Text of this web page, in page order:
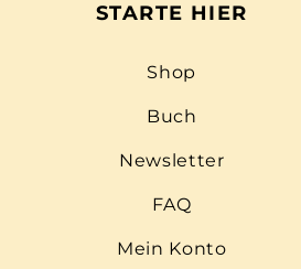
STARTE HIER
Shop
Buch
Newsletter
FAQ
Mein Konto